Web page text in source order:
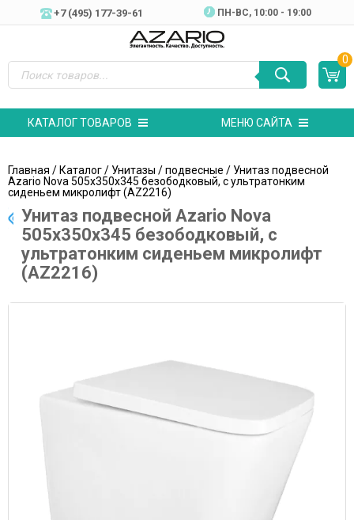
+7 (495) 177-39-61 ПН-ВC, 10:00 - 19:00
0
КАТАЛОГ ТОВАРОВ МЕНЮ САЙТА
Главная /Каталог/ Унитазы /подвесные / Унитаз подвесной
Azario Nova 505х350х345 безободковый, с ультратонким
сиденьем микролифт (AZ2216)
Унитаз подвесной Azario Nova
505х350х345 безободковый, с
ультратонким сиденьем микролифт
(AZ2216)